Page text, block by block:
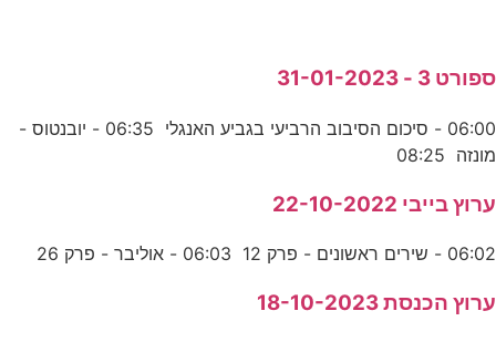
ספורט 3 - 31-01-2023
06:00 - סיכום הסיבוב הרביעי בגביע האנגלי 06:35 - יובנטוס -
מונזה 08:25
ערוץ בייבי 22-10-2022
06:02 - שירים ראשונים - פרק 12 06:03 - אוליבר - פרק 26
ערוץ הכנסת 18-10-2023